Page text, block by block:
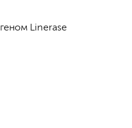
Linerase